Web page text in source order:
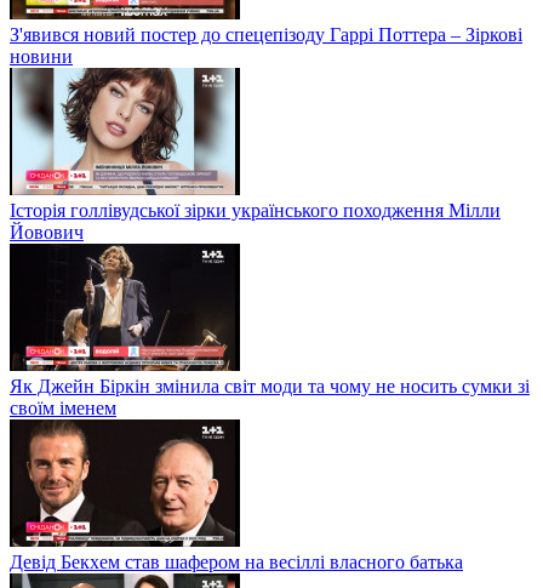
З'явився новий постер до спецепізоду Гаррі Поттера – Зіркові
новини
Історія голлівудської зірки українського походження Мілли
Йовович
Як Джейн Біркін змінила світ моди та чому не носить сумки зі
своїм іменем
Девід Бекхем став шафером на весіллі власного батька